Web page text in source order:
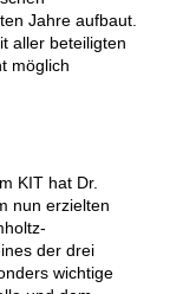
Jahre aufbaut.
aller beteiligten
möglich
KIT hat Dr.
nun erzielten
der drei
wichtige